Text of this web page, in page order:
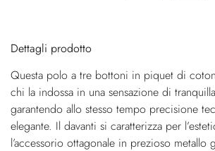
Dettagli prodotto
Questa polo a tre bottoni in piquet di
chi la indossa in una sensazione di
garantendo allo stesso tempo precisione
elegante. Il davanti si caratterizza per
l’accessorio ottagonale in prezioso metallo